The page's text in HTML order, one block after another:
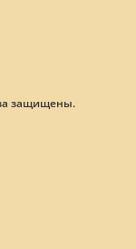
защищены.